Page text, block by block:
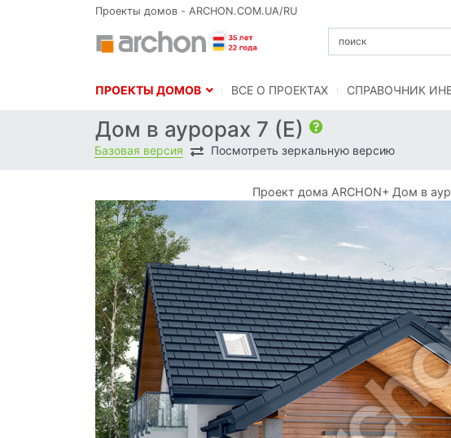
Проекты домов - ARCHON.COM.UA/RU
ПРОЕКТЫ ДОМОВ BСЕ О ПРОЕКТАХ СПРАВОЧНИК
Дом в аурорах 7 (Е)
Базовая версия Посмотреть зеркальную версию
Проект дома ARCHON+ Дом в